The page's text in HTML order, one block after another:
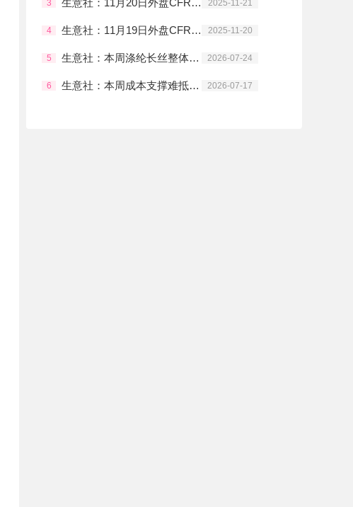
3 2025-11-21
4 生意社：11月19日外盘CFR中国PTA主流价格下调 2025-11-20
5 生意社：本周涤纶长丝整体走势震荡上行 2026-07-24
6 生意社：本周成本支撑难抵淡季弱需 涤纶长丝冲高回落 2026-07-17